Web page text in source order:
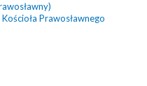
Prawosławnego